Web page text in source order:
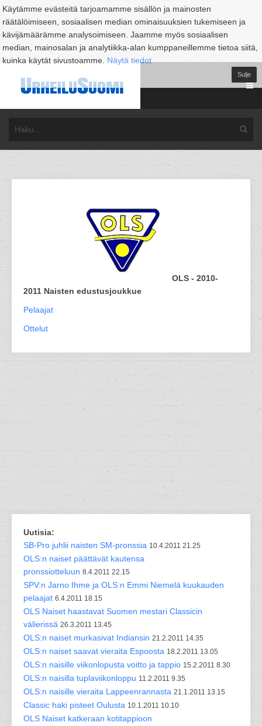
Käytämme evästeitä tarjoamamme sisällön ja mainosten
räätälöimiseen, sosiaalisen median ominaisuuksien tukemiseen ja
kävijämäärämme analysoimiseen. Jaamme myös sosiaalisen
median, mainosalan ja analytiikka-alan kumppaneillemme tietoa siitä,
kuinka käytät sivustoamme. Näytä tiedot
Sulje
OLS - 2010-
2011 Naisten edustusjoukkue
Pelaajat
Ottelut
Uutisia:
SB-Pro juhlii naisten SM-pronssia 10.4.2011 21.25
OLS:n naiset päättävät kautensa
pronssiotteluun 8.4.2011 22.15
SPV:n Jarno Ihme ja OLS:n Emmi Niemelä kuukauden
pelaajat 6.4.2011 18.15
OLS Naiset haastavat Suomen mestari Classicin
välierissä 26.3.2011 13.45
OLS:n naiset murkasivat Indiansin 21.2.2011 14.35
OLS:n naiset saavat vieraita Espoosta 18.2.2011 13.05
OLS:n naisille viikonlopusta voitto ja tappio 15.2.2011 8.30
OLS:n naisilla tuplaviikonloppu 11.2.2011 9.35
OLS:n naisille vieraita Lappeenrannasta 21.1.2011 13.15
Classic haki pisteet Oulusta 10.1.2011 10.10
OLS Naiset katkeraan kotitappioon